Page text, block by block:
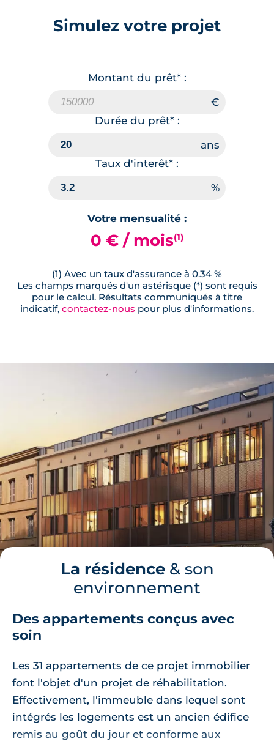
Simulez votre projet
Montant du prêt* :
Durée du prêt* :
Taux d'interêt* :
Votre mensualité :
0 € / mois(1)
(1) Avec un taux d'assurance à 0.34 %
Les champs marqués d'un astérisque (*) sont requis
pour le calcul. Résultats communiqués à titre
indicatif, contactez-nous pour plus d'informations.
La résidence& son
environnement
Des appartements conçus avec
soin
Les 31 appartements de ce projet immobilier
font l'objet d'un projet de réhabilitation.
Effectivement, l'immeuble dans lequel sont
intégrés les logements est un ancien édifice
remis au goût du jour et conforme aux